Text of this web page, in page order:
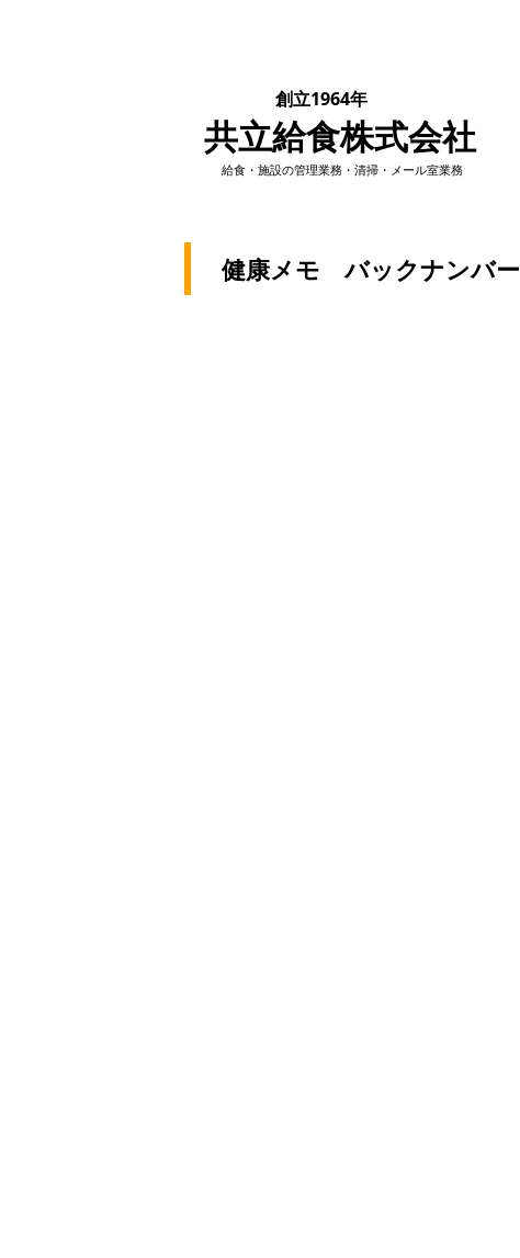
共立給食株式会社
​給食・施設の管理業務・清掃・メール室業務
創立1964年
健康メモ バックナンバー